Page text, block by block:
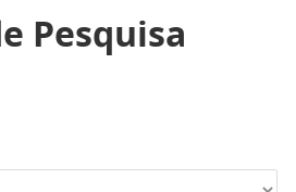
Pesquisa